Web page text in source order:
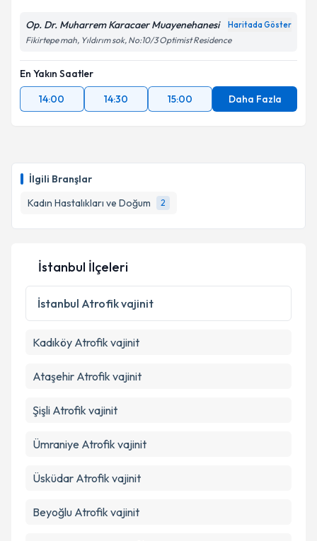
İlgili Branşlar
Kadın Hastalıkları ve Doğum
2
Op. Dr. Muharrem Karacaer Muayenehanesi Haritada Göster
Fikirtepe mah, Yıldırım sok, No:10/3 Optimist Residence
En Yakın Saatler
14:00
14:30 15:00 Daha Fazla
İstanbul İlçeleri
İstanbul Atrofik vajinit
Kadıköy Atrofik vajinit
Ataşehir Atrofik vajinit
Şişli Atrofik vajinit
Ümraniye Atrofik vajinit
Üsküdar Atrofik vajinit
Beyoğlu Atrofik vajinit